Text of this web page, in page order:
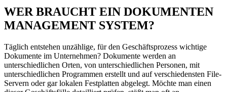
WER BRAUCHT EIN DOKUMENTEN
MANAGEMENT SYSTEM?
Täglich entstehen unzählige, für den Geschäftsprozess wichtige
Dokumente im Unternehmen? Dokumente werden an
unterschiedlichen Orten, von unterschiedlichen Personen, mit
unterschiedlichen Programmen erstellt und auf verschiedensten File-
Servern oder gar lokalen Festplatten abgelegt. Möchte man einen